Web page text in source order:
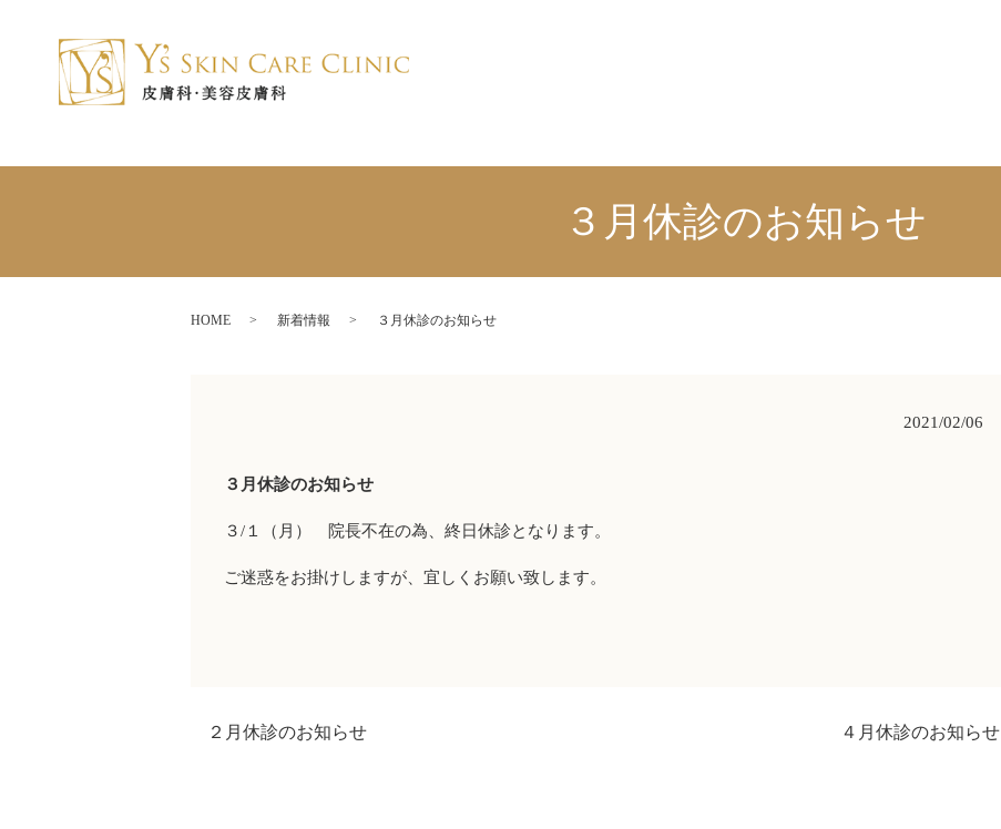
３月休診のお知らせ
HOME 新着情報 ３月休診のお知らせ
2021/02/06
３月休診のお知らせ
３/１（月） 院長不在の為、終日休診となります。
ご迷惑をお掛けしますが、宜しくお願い致します。
２月休診のお知らせ ４月休診のお知らせ